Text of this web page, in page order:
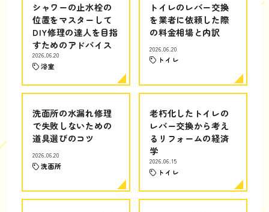
シャワーの止水栓の
位置をマスターして
DIY修理の達人を目指
すためのアドバイス
2026.06.20
浴室
トイレのレバー交換
を業者に依頼した際
の料金相場と内訳
2026.06.20
トイレ
洗面所の水漏れ修理
で失敗しないための
道具選びのコツ
2026.06.20
洗面所
老朽化したトイレの
レバー交換から考え
るリフォームの経済
学
2026.06.15
トイレ